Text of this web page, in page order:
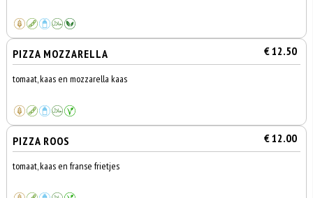
PIZZA MOZZARELLA € 12.50
tomaat, kaas en mozzarella kaas
PIZZA ROOS € 12.00
tomaat, kaas en franse frietjes